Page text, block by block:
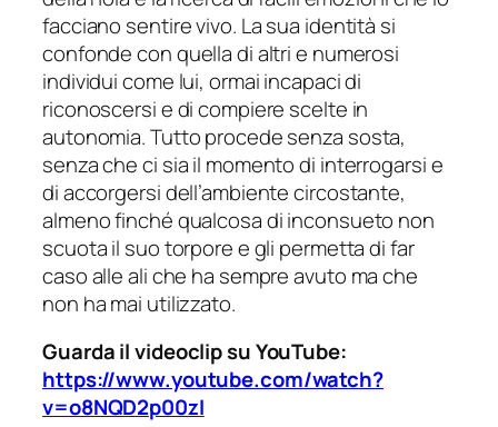
facciano sentire vivo. La sua identità si
confonde con quella di altri e numerosi
individui come lui, ormai incapaci di
riconoscersi e di compiere scelte in
autonomia. Tutto procede senza sosta,
senza che ci sia il momento di interrogarsi e
di accorgersi dell’ambiente circostante,
almeno finché qualcosa di inconsueto non
scuota il suo torpore e gli permetta di far
caso alle ali che ha sempre avuto ma che
non ha mai utilizzato.
Guarda il videoclip su YouTube:
https://www.youtube.com/watch?
v=o8NQD2p00zI